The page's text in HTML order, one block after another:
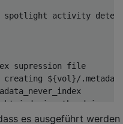
spotlight activity
supression file
${vol}/
indexing the drive
mdutil -i off /Volumes/
es ausgeführt werden